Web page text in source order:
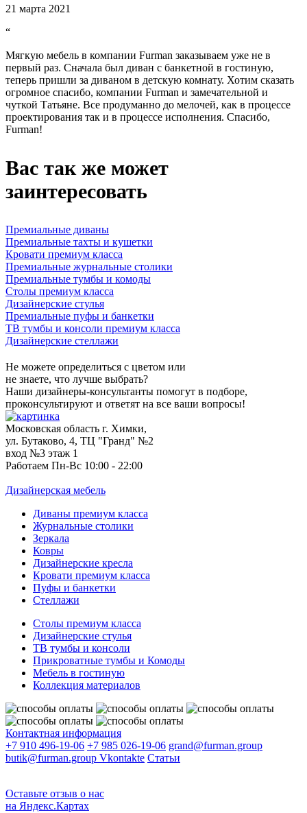
21 марта 2021
“
Мягкую мебель в компании Furman заказываем уже не в
первый раз. Сначала был диван с банкетной в гостиную,
теперь пришли за диваном в детскую комнату. Хотим сказать
огромное спасибо, компании Furman и замечательной и
чуткой Татьяне. Все продуманно до мелочей, как в процессе
проектирования так и в процессе исполнения. Спасибо,
Furman!
Вас так же может
заинтересовать
Премиальные диваны
Премиальные тахты и кушетки
Кровати премиум класса
Премиальные журнальные столики
Премиальные тумбы и комоды
Столы премиум класса
Дизайнерские стулья
Премиальные пуфы и банкетки
ТВ тумбы и консоли премиум класса
Дизайнерские стеллажи
Не можете определиться с цветом или
не знаете, что лучше выбрать?
Наши дизайнеры-консультанты помогут в подборе,
проконсультируют и ответят на все ваши вопросы!
Московская область г. Химки,
ул. Бутаково, 4, ТЦ "Гранд" №2
вход №3 этаж 1
Работаем Пн-Вс 10:00 - 22:00
Дизайнерская мебель
Диваны премиум класса
Журнальные столики
Зеркала
Ковры
Дизайнерские кресла
Кровати премиум класса
Пуфы и банкетки
Стеллажи
Столы премиум класса
Дизайнерские стулья
ТВ тумбы и консоли
Прикроватные тумбы и Комоды
Мебель в гостиную
Коллекция материалов
Контактная информация
+7 910 496-19-06 +7 985 026-19-06 grand@furman.group
butik@furman.group Vkontakte Статьи
Оставьте отзыв о нас
на Яндекс.Картах